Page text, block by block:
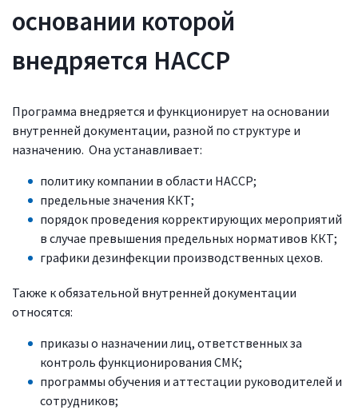
основании которой
внедряется HACCP
Программа внедряется и функционирует на основании
внутренней документации, разной по структуре и
назначению. Она устанавливает:
политику компании в области HACCP;
предельные значения ККТ;
порядок проведения корректирующих мероприятий
в случае превышения предельных нормативов ККТ;
графики дезинфекции производственных цехов.
Также к обязательной внутренней документации
относятся:
приказы о назначении лиц, ответственных за
контроль функционирования СМК;
программы обучения и аттестации руководителей и
сотрудников;